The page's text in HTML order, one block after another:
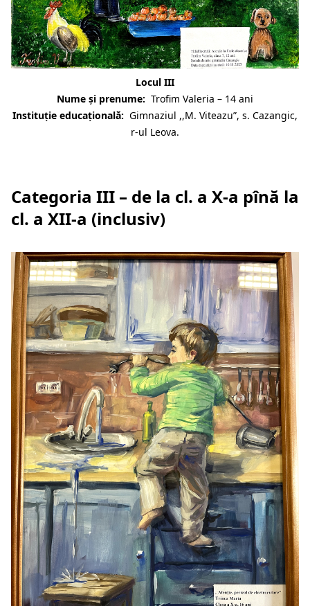
Locul III
Nume și prenume: Trofim Valeria – 14 ani
Instituție educațională: Gimnaziul ,,M. Viteazu”, s. Cazangic,
r-ul Leova.
Categoria III – de la cl. a X-a pînă la
cl. a XII-a (inclusiv)